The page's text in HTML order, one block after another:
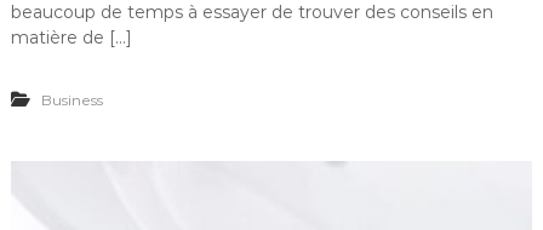
beaucoup de temps à essayer de trouver des conseils en
matière de […]
Business